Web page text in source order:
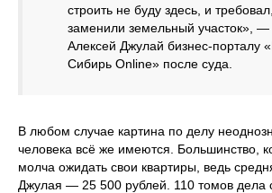
строить не буду здесь, и
заменили земельный участок», —
Алексей Джулай бизнес-порталу
Сибирь Online» после суда.
В любом случае картина по делу
человека всё же имеются. Большинство,
молча ожидать свои квартиры, ведь
Джулая — 25 500 рублей. 110 томов дела